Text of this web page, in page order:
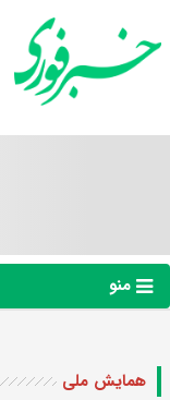
منو
همایش ملی